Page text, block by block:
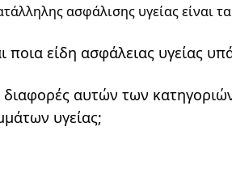
ασφάλισης υγείας είναι
ποια είδη ασφάλειας υγείας
διαφορές αυτών των
υγείας;